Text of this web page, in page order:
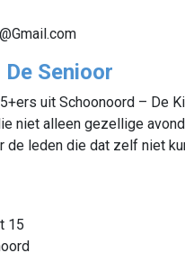
Senioor
uit Schoonoord – De
niet alleen gezellige
de leden die dat zelf niet
15